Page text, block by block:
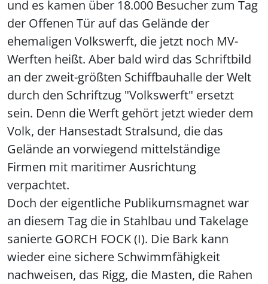
und es kamen über 18.000 Besucher zum Tag
der Offenen Tür auf das Gelände der
ehemaligen Volkswerft, die jetzt noch MV-
Werften heißt. Aber bald wird das Schriftbild
an der zweit-größten Schiffbauhalle der Welt
durch den Schriftzug "Volkswerft" ersetzt
sein. Denn die Werft gehört jetzt wieder dem
Volk, der Hansestadt Stralsund, die das
Gelände an vorwiegend mittelständige
Firmen mit maritimer Ausrichtung
verpachtet.
Doch der eigentliche Publikumsmagnet war
an diesem Tag die in Stahlbau und Takelage
sanierte GORCH FOCK (I). Die Bark kann
wieder eine sichere Schwimmfähigkeit
nachweisen, das Rigg, die Masten, die Rahen